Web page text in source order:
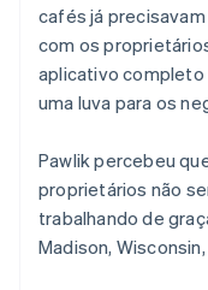
cafés já
com os
aplicativo completo
uma luva para os
Pawlik percebeu
proprietários não
trabalhando de
Madison,